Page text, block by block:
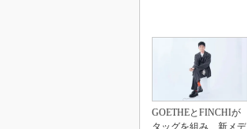
GOETHEとFINCHIが